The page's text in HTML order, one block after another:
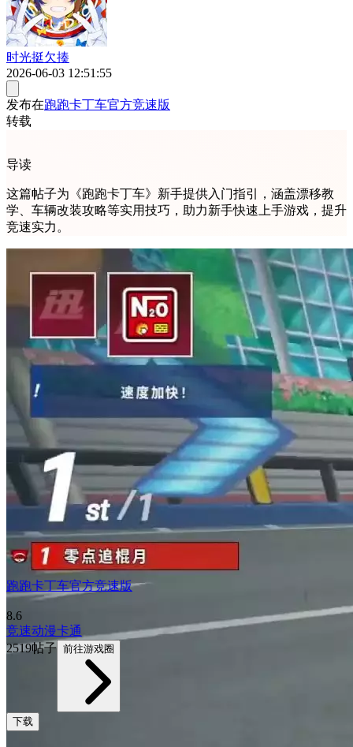
时光挺欠揍
2026-06-03 12:51:55
发布在跑跑卡丁车官方竞速版
转载
导读
这篇帖子为《跑跑卡丁车》新手提供入门指引，涵盖漂移教
学、车辆改装攻略等实用技巧，助力新手快速上手游戏，提升
竞速实力。
跑跑卡丁车官方竞速版
8.6
竞速动漫卡通
2519帖子 前往游戏圈
下载